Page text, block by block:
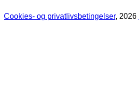
Cookies- og privatlivsbetingelser, 2026